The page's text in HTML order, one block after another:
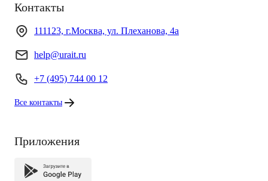
Контакты
111123, г.Москва, ул. Плеханова, 4а
help@urait.ru
+7 (495) 744 00 12
Все контакты
Приложения